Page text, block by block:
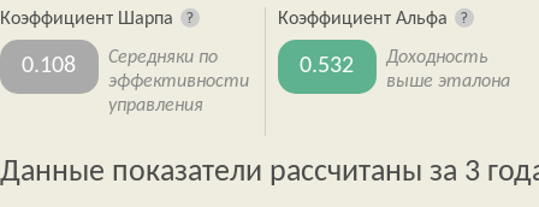
Коэффициент Шарпа
0.108
Середняки по
эффективности
управления
Коэффициент Альфа
0.532
Доходность
выше эталона
Данные показатели рассчитаны за 3